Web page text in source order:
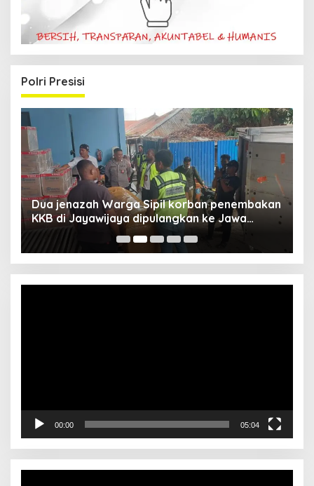
Polri Presisi
Dua jenazah Warga Sipil korban penembakan
KKB di Jayawijaya dipulangkan ke Jawa
Barat, Kaops Damai Cartenz: Kami terus buru
pelakunya
00:00 05:04